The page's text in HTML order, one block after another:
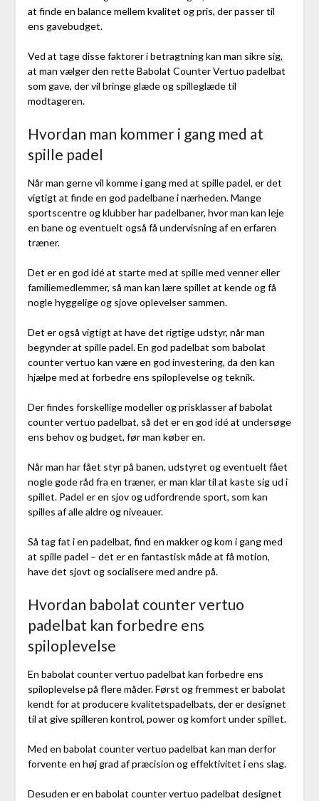
at finde en balance mellem kvalitet og pris, der passer til
ens gavebudget.
Ved at tage disse faktorer i betragtning kan man sikre sig,
at man vælger den rette Babolat Counter Vertuo padelbat
som gave, der vil bringe glæde og spilleglæde til
modtageren.
Hvordan man kommer i gang med at
spille padel
Når man gerne vil komme i gang med at spille padel, er det
vigtigt at finde en god padelbane i nærheden. Mange
sportscentre og klubber har padelbaner, hvor man kan leje
en bane og eventuelt også få undervisning af en erfaren
træner.
Det er en god idé at starte med at spille med venner eller
familiemedlemmer, så man kan lære spillet at kende og få
nogle hyggelige og sjove oplevelser sammen.
Det er også vigtigt at have det rigtige udstyr, når man
begynder at spille padel. En god padelbat som babolat
counter vertuo kan være en god investering, da den kan
hjælpe med at forbedre ens spiloplevelse og teknik.
Der findes forskellige modeller og prisklasser af babolat
counter vertuo padelbat, så det er en god idé at undersøge
ens behov og budget, før man køber en.
Når man har fået styr på banen, udstyret og eventuelt fået
nogle gode råd fra en træner, er man klar til at kaste sig ud i
spillet. Padel er en sjov og udfordrende sport, som kan
spilles af alle aldre og niveauer.
Så tag fat i en padelbat, find en makker og kom i gang med
at spille padel – det er en fantastisk måde at få motion,
have det sjovt og socialisere med andre på.
Hvordan babolat counter vertuo
padelbat kan forbedre ens
spiloplevelse
En babolat counter vertuo padelbat kan forbedre ens
spiloplevelse på flere måder. Først og fremmest er babolat
kendt for at producere kvalitetspadelbats, der er designet
til at give spilleren kontrol, power og komfort under spillet.
Med en babolat counter vertuo padelbat kan man derfor
forvente en høj grad af præcision og effektivitet i ens slag.
Desuden er en babolat counter vertuo padelbat designet